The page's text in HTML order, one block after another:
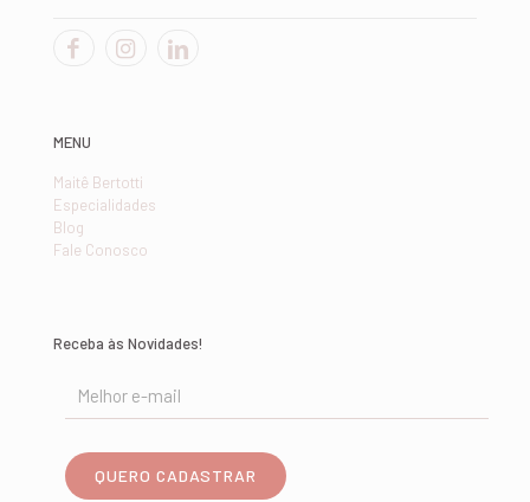
MENU
Maitê Bertotti
Especialidades
Blog
Fale Conosco
Receba às Novidades!